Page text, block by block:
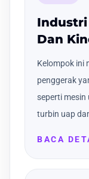
Industri
Dan
Kelompok ini
penggerak
seperti
turbin uap
BACA